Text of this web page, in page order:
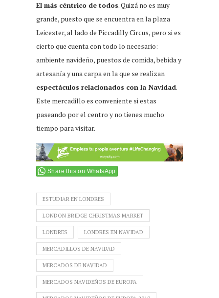
El más céntrico de todos. Quizá no es muy
grande, puesto que se encuentra en la plaza
Leicester, al lado de Piccadilly Circus, pero si es
cierto que cuenta con todo lo necesario:
ambiente navideño, puestos de comida, bebida y
artesanía y una carpa en la que se realizan
espectáculos relacionados con la Navidad.
Este mercadillo es conveniente si estas
paseando por el centro y no tienes mucho
tiempo para visitar.
Share this on WhatsApp
ESTUDIAR EN LONDRES
LONDON BRIDGE CHRISTMAS MARKET
LONDRES LONDRES EN NAVIDAD
MERCADILLOS DE NAVIDAD
MERCADOS DE NAVIDAD
MERCADOS NAVIDEÑOS DE EUROPA